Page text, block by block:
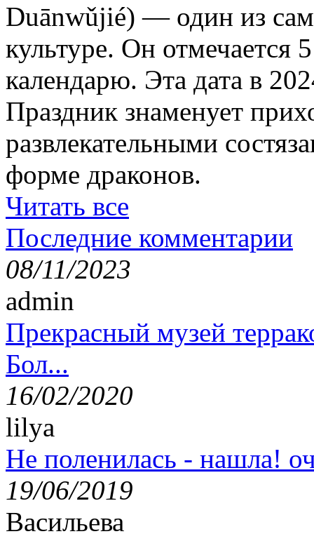
Duānwǔjié) — один из
культуре. Он отмечается
календарю. Эта дата в
Праздник знаменует
развлекательными
форме драконов.
Читать все
Последние комментарии
08/11/2023
admin
Прекрасный музей
Бол...
16/02/2020
lilya
Не поленилась - нашла!
19/06/2019
Васильева